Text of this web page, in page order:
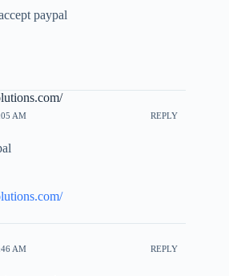
paypal
AM REPLY
AM REPLY